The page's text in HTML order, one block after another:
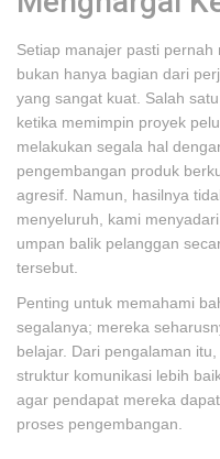
Setiap manajer pasti
bukan hanya bagian dari
yang sangat kuat. Salah
ketika memimpin proyek
melakukan segala hal
pengembangan produk
agresif. Namun, hasilnya
menyeluruh, kami
umpan balik pelanggan
tersebut.
Penting untuk memahami
segalanya; mereka
belajar. Dari pengalaman
struktur komunikasi lebih
agar pendapat mereka
proses pengembangan.